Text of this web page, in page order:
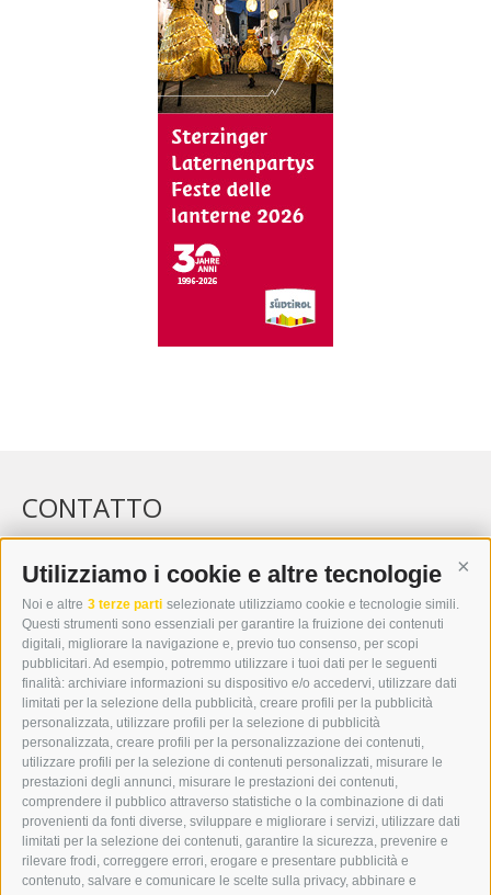
Utilizziamo i cookie e altre tecnologie
Noi e altre 3 terze parti selezionate utilizziamo cookie e tecnologie simili.
Questi strumenti sono essenziali per garantire la fruizione dei contenuti
digitali, migliorare la navigazione e, previo tuo consenso, per scopi
pubblicitari. Ad esempio, potremmo utilizzare i tuoi dati per le seguenti
finalità: archiviare informazioni su dispositivo e/o accedervi, utilizzare dati
limitati per la selezione della pubblicità, creare profili per la pubblicità
personalizzata, utilizzare profili per la selezione di pubblicità
personalizzata, creare profili per la personalizzazione dei contenuti,
utilizzare profili per la selezione di contenuti personalizzati, misurare le
prestazioni degli annunci, misurare le prestazioni dei contenuti,
comprendere il pubblico attraverso statistiche o la combinazione di dati
provenienti da fonti diverse, sviluppare e migliorare i servizi, utilizzare dati
limitati per la selezione dei contenuti, garantire la sicurezza, prevenire e
rilevare frodi, correggere errori, erogare e presentare pubblicità e
contenuto, salvare e comunicare le scelte sulla privacy, abbinare e
CONTATTO
WIPP-MEDIA GMBH
DER ERKER
I-39049 VIPITENO
TEL.: +39 0472 766876
GRAFIK@DERERKER.IT
INFO@DERERKER.IT
BARBARA.FONTANA@DERERKER.IT
ERKER
PUBBLICITÀ NELL’ERKER
PUBBLICITÀ ONLINE
ADDEBITO DIRETTO SEPA
REGOLAMENTO COMMENTI